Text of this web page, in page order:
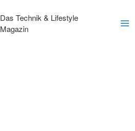
Das Technik & Lifestyle
Magazin